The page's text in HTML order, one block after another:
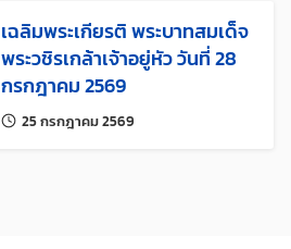
เฉลิมพระเกียรติ พระบาทสมเด็จ
พระวชิรเกล้าเจ้าอยู่หัว วันที่ 28
กรกฎาคม 2569
25 กรกฎาคม 2569แก้ไขล่าสุดเมื่อ: